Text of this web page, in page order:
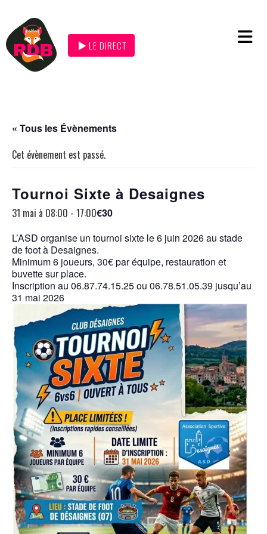
LE DIRECT
« Tous les Évènements
Cet évènement est passé.
Tournoi Sixte à Desaignes
31 mai à 08:00 - 17:00€30
L’ASD organise un tournoi sixte le 6 juin 2026 au stade
de foot à Desaignes.
Minimum 6 joueurs, 30€ par équipe, restauration et
buvette sur place.
Inscription au 06.87.74.15.25 ou 06.78.51.05.39 jusqu’au
31 mai 2026